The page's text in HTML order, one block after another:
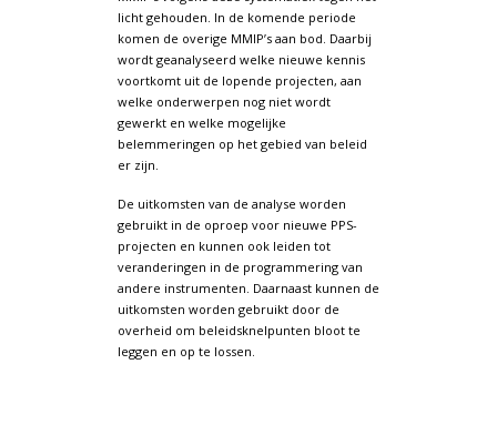
licht gehouden. In de komende periode
komen de overige MMIP’s aan bod. Daarbij
wordt geanalyseerd welke nieuwe kennis
voortkomt uit de lopende projecten, aan
welke onderwerpen nog niet wordt
gewerkt en welke mogelijke
belemmeringen op het gebied van beleid
er zijn.
De uitkomsten van de analyse worden
gebruikt in de oproep voor nieuwe PPS-
projecten en kunnen ook leiden tot
veranderingen in de programmering van
andere instrumenten. Daarnaast kunnen de
uitkomsten worden gebruikt door de
overheid om beleidsknelpunten bloot te
leggen en op te lossen.